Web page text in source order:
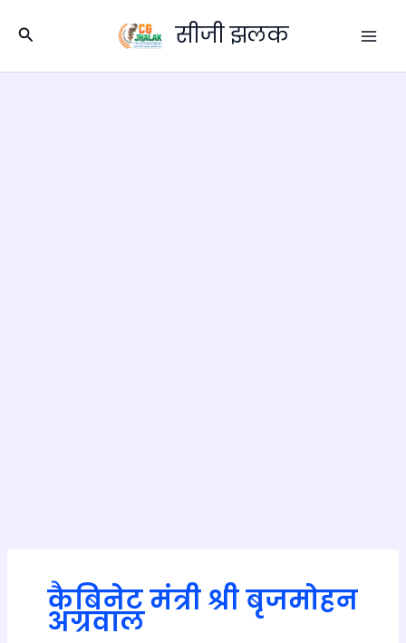
Search सीजी झलक
कैबिनेट मंत्री श्री बृजमोहन
अग्रवाल